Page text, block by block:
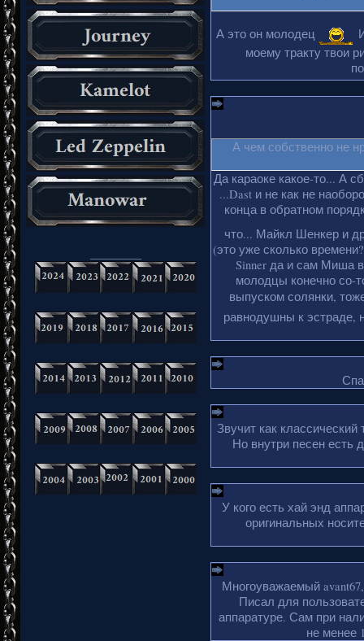
А это он молодец
моему тракту твои
А чем собственно не
Да караоке какое-то... А
...Dast и не как не
конца в обратном
что... Майкл Шенкер и
(это уже сколько
Sinner да и сам Миша
молодцы конечно со-
выпуском солянки,
равнодушны к эстраде,
Звучит как
Но внутри песен есть
У кого есть хай энд
оригинальных
Многоуважаемый
Писал для
аппаратуре. Сам при
не менее